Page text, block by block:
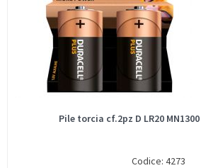
Pile torcia cf.2pz D LR20
Codice: 4273